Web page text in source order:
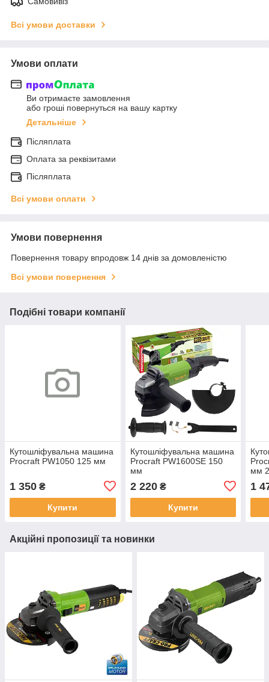
Всі умови доставки
Умови оплати
Ви отримаєте замовлення
або гроші повернуться на вашу картку
Детальніше
Післяплата
Оплата за реквізитами
Післяплата
Всі умови оплати
Умови повернення
Повернення товару впродовж 14 днів за домовленістю
Всі умови повернення
Подібні товари компанії
Кутошліфувальна машина
Procraft PW1050 125 мм
1 350 ₴
Купити
Кутошліфувальна машина
Procraft PW1600SE 150
мм
2 220₴
Купити
мм 2
1
Акційні пропозиції та новинки